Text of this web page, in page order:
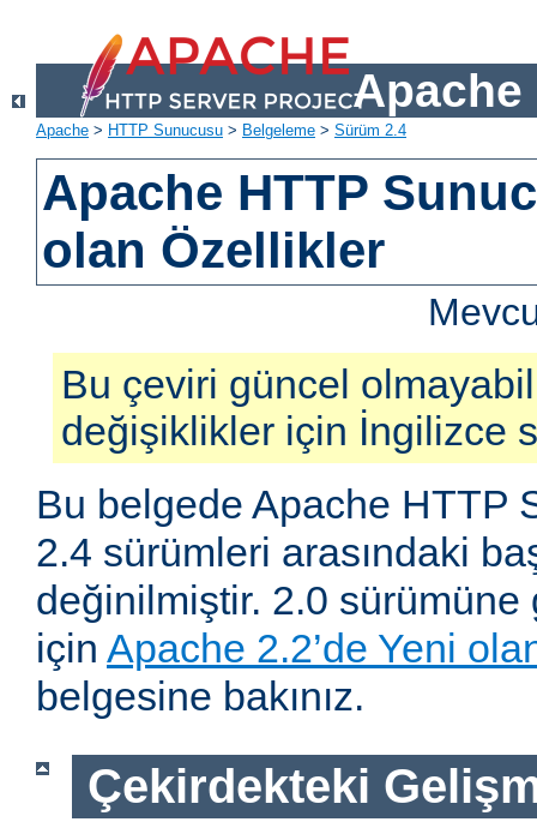
Apache
Apache > HTTP Sunucusu > Belgeleme > Sürüm 2.4
Apache HTTP
olan Özellikler
Bu çeviri güncel
değişiklikler için İngilizce
Bu belgede Apache HTTP
2.4 sürümleri arasındaki
değinilmiştir. 2.0
için Apache 2.2’de Yeni
belgesine bakınız.
Çekirdekteki